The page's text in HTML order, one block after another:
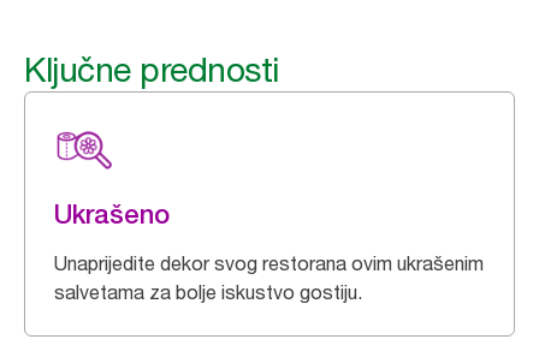
Ključne prednosti
Ukrašeno
Unaprijedite dekor svog restorana ovim ukrašenim
salvetama za bolje iskustvo gostiju.